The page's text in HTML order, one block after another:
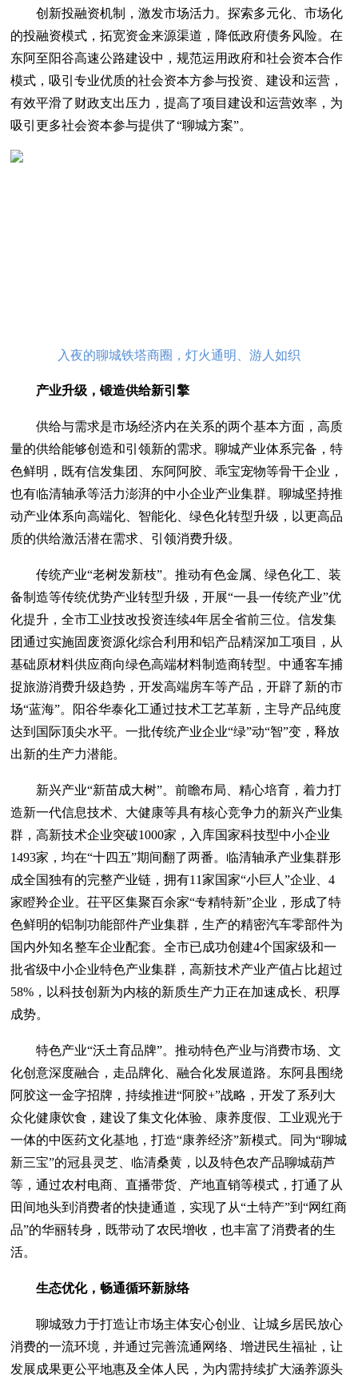
创新投融资机制，激发市场活力。探索多元化、市场化
的投融资模式，拓宽资金来源渠道，降低政府债务风险。在
东阿至阳谷高速公路建设中，规范运用政府和社会资本合作
模式，吸引专业优质的社会资本方参与投资、建设和运营，
有效平滑了财政支出压力，提高了项目建设和运营效率，为
吸引更多社会资本参与提供了“聊城方案”。
入夜的聊城铁塔商圈，灯火通明、游人如织
产业升级，锻造供给新引擎
供给与需求是市场经济内在关系的两个基本方面，高质
量的供给能够创造和引领新的需求。聊城产业体系完备，特
色鲜明，既有信发集团、东阿阿胶、乖宝宠物等骨干企业，
也有临清轴承等活力澎湃的中小企业产业集群。聊城坚持推
动产业体系向高端化、智能化、绿色化转型升级，以更高品
质的供给激活潜在需求、引领消费升级。
传统产业“老树发新枝”。推动有色金属、绿色化工、装
备制造等传统优势产业转型升级，开展“一县一传统产业”优
化提升，全市工业技改投资连续4年居全省前三位。信发集
团通过实施固废资源化综合利用和铝产品精深加工项目，从
基础原材料供应商向绿色高端材料制造商转型。中通客车捕
捉旅游消费升级趋势，开发高端房车等产品，开辟了新的市
场“蓝海”。阳谷华泰化工通过技术工艺革新，主导产品纯度
达到国际顶尖水平。一批传统产业企业“绿”动“智”变，释放
出新的生产力潜能。
新兴产业“新苗成大树”。前瞻布局、精心培育，着力打
造新一代信息技术、大健康等具有核心竞争力的新兴产业集
群，高新技术企业突破1000家，入库国家科技型中小企业
1493家，均在“十四五”期间翻了两番。临清轴承产业集群形
成全国独有的完整产业链，拥有11家国家“小巨人”企业、4
家瞪羚企业。茌平区集聚百余家“专精特新”企业，形成了特
色鲜明的铝制功能部件产业集群，生产的精密汽车零部件为
国内外知名整车企业配套。全市已成功创建4个国家级和一
批省级中小企业特色产业集群，高新技术产业产值占比超过
58%，以科技创新为内核的新质生产力正在加速成长、积厚
成势。
特色产业“沃土育品牌”。推动特色产业与消费市场、文
化创意深度融合，走品牌化、融合化发展道路。东阿县围绕
阿胶这一金字招牌，持续推进“阿胶+”战略，开发了系列大
众化健康饮食，建设了集文化体验、康养度假、工业观光于
一体的中医药文化基地，打造“康养经济”新模式。同为“聊城
新三宝”的冠县灵芝、临清桑黄，以及特色农产品聊城葫芦
等，通过农村电商、直播带货、产地直销等模式，打通了从
田间地头到消费者的快捷通道，实现了从“土特产”到“网红商
品”的华丽转身，既带动了农民增收，也丰富了消费者的生
活。
生态优化，畅通循环新脉络
聊城致力于打造让市场主体安心创业、让城乡居民放心
消费的一流环境，并通过完善流通网络、增进民生福祉，让
发展成果更公平地惠及全体人民，为内需持续扩大涵养源头